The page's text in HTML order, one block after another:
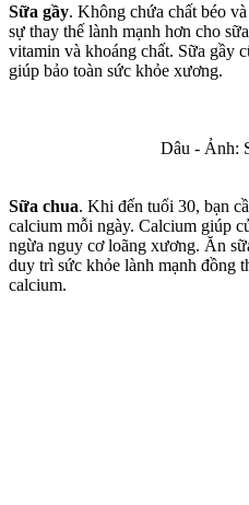
Sữa gầy. Không chứa chất béo
sự thay thế lành mạnh hơn cho
vitamin và khoáng chất. Sữa gầy
giúp bảo toàn sức khỏe xương.
Dâu - Ảnh:
Sữa chua. Khi đến tuổi 30, bạn
calcium mỗi ngày. Calcium giúp
ngừa nguy cơ loãng xương. Ăn
duy trì sức khỏe lành mạnh đồng
calcium.